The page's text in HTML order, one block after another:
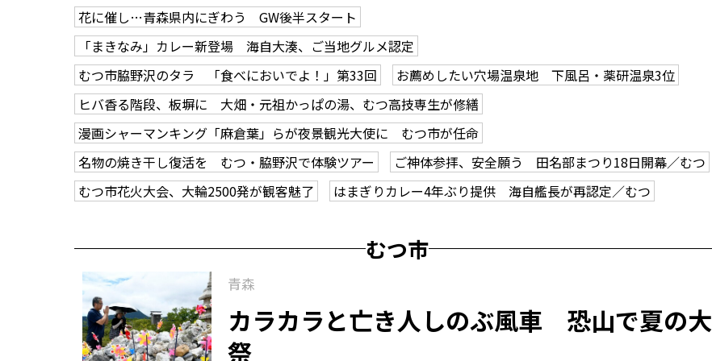
花に催し…青森県内にぎわう GW後半スタート
「まきなみ」カレー新登場 海自大湊、ご当地グルメ認定
むつ市脇野沢のタラ 「食べにおいでよ！」第33回
お薦めしたい穴場温泉地 下風呂・薬研温泉3位
ヒバ香る階段、板塀に 大畑・元祖かっぱの湯、むつ高技専生が修繕
漫画シャーマンキング「麻倉葉」らが夜景観光大使に むつ市が任命
名物の焼き干し復活を むつ・脇野沢で体験ツアー
ご神体参拝、安全願う 田名部まつり18日開幕／むつ
むつ市花火大会、大輪2500発が観客魅了
はまぎりカレー4年ぶり提供 海自艦長が再認定／むつ
むつ市
青森
カラカラと亡き人しのぶ風車 恐山で夏の大
祭